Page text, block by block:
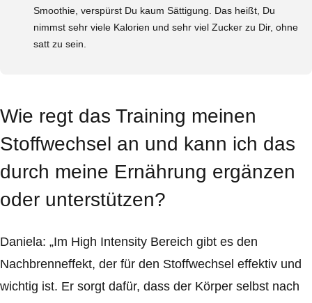
Smoothie, verspürst Du kaum Sättigung. Das heißt, Du
nimmst sehr viele Kalorien und sehr viel Zucker zu Dir, ohne
satt zu sein.
Wie regt das Training meinen
Stoffwechsel an und kann ich das
durch meine Ernährung ergänzen
oder unterstützen?
Daniela: „Im High Intensity Bereich gibt es den
Nachbrenneffekt, der für den Stoffwechsel effektiv und
wichtig ist. Er sorgt dafür, dass der Körper selbst nach